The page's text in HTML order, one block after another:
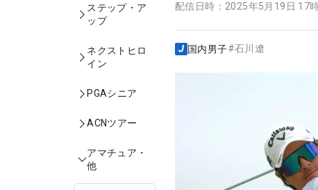
ステップ・ア
ップ
ネクストヒロ
イン
PGAシニア
ACNツアー
アマチュア・
他
配信日時： 2025年5月19日 17
国内男子#石川遼